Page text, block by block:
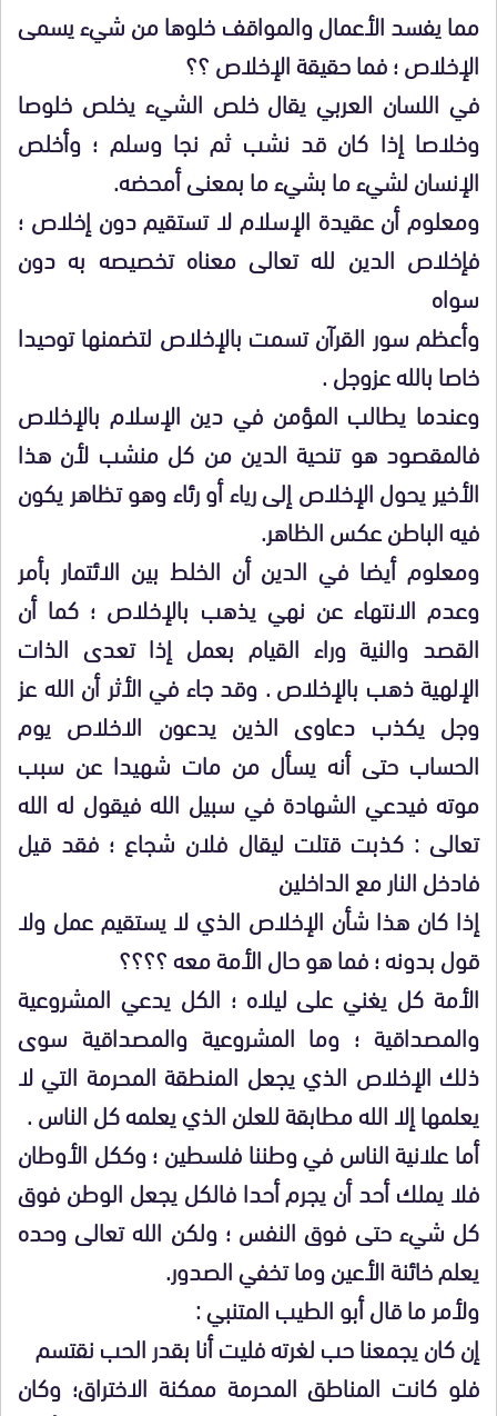
مما يفسد الأعمال والمواقف خلوها من شيء يسمى
الإخلاص ؛ فما حقيقة الإخلاص ؟؟
في اللسان العربي يقال خلص الشيء يخلص خلوصا
وخلاصا إذا كان قد نشب ثم نجا وسلم ؛ وأخلص
الإنسان لشيء ما بشيء ما بمعنى أمحضه.
ومعلوم أن عقيدة الإسلام لا تستقيم دون إخلاص ؛
فإخلاص الدين لله تعالى معناه تخصيصه به دون
سواه
وأعظم سور القرآن تسمت بالإخلاص لتضمنها توحيدا
خاصا بالله عزوجل .
وعندما يطالب المؤمن في دين الإسلام بالإخلاص
فالمقصود هو تنحية الدين من كل منشب لأن هذا
الأخير يحول الإخلاص إلى رياء أو رئاء وهو تظاهر يكون
فيه الباطن عكس الظاهر.
ومعلوم أيضا في الدين أن الخلط بين الائتمار بأمر
وعدم الانتهاء عن نهي يذهب بالإخلاص ؛ كما أن
القصد والنية وراء القيام بعمل إذا تعدى الذات
الإلهية ذهب بالإخلاص . وقد جاء في الأثر أن الله عز
وجل يكذب دعاوى الذين يدعون الاخلاص يوم
الحساب حتى أنه يسأل من مات شهيدا عن سبب
موته فيدعي الشهادة في سبيل الله فيقول له الله
تعالى : كذبت قتلت ليقال فلان شجاع ؛ فقد قيل
فادخل النار مع الداخلين
إذا كان هذا شأن الإخلاص الذي لا يستقيم عمل ولا
قول بدونه ؛ فما هو حال الأمة معه ؟؟؟؟
الأمة كل يغني على ليلاه ؛ الكل يدعي المشروعية
والمصداقية ؛ وما المشروعية والمصداقية سوى
ذلك الإخلاص الذي يجعل المنطقة المحرمة التي لا
يعلمها إلا الله مطابقة للعلن الذي يعلمه كل الناس .
أما علانية الناس في وطننا فلسطين ؛ وككل الأوطان
فلا يملك أحد أن يجرم أحدا فالكل يجعل الوطن فوق
كل شيء حتى فوق النفس ؛ ولكن الله تعالى وحده
يعلم خائنة الأعين وما تخفي الصدور.
ولأمر ما قال أبو الطيب المتنبي :
إن كان يجمعنا حب لغرته فليت أنا بقدر الحب نقتسم
فلو كانت المناطق المحرمة ممكنة الاختراق؛ وكان